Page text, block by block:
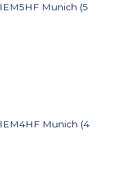
Munich (5
Munich (4